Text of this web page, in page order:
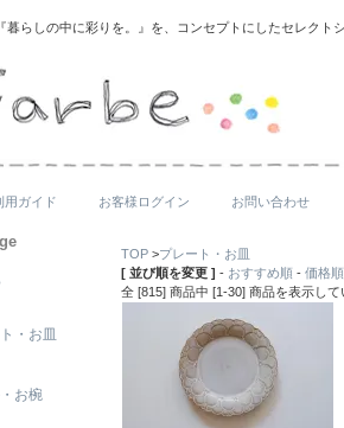
暮らしの中に彩りを。』を、コンセプトにしたセレクト
用ガイド お客様ログイン お問い合わせ
TOP >プレート・お皿
[ 並び順を変更 ] - おすすめ順 - 価格順
全 [815] 商品中 [1-30] 商品を表示し
・お皿
お椀